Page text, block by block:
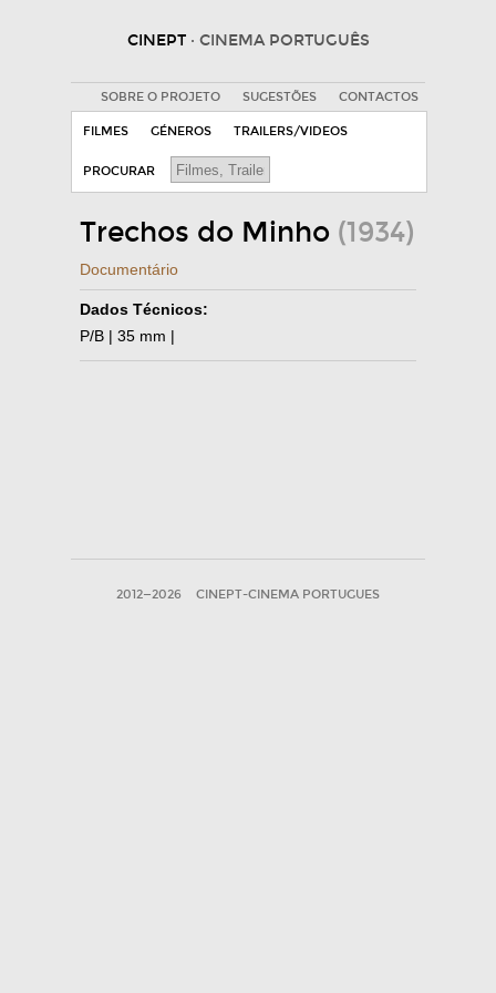
CINEPT · CINEMA PORTUGUÊS
SOBRE O PROJETO SUGESTÕES CONTACTOS
FILMES GÉNEROS TRAILERS/VIDEOS
PROCURAR
Trechos do Minho (1934)
Documentário
Dados Técnicos:
P/B | 35 mm |
2012—2026 CINEPT-CINEMA PORTUGUES